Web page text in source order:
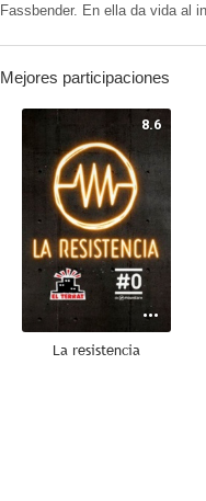
Fassbender. En ella da vida al
Mejores participaciones
8.6
La resistencia